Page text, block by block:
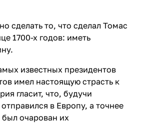
сделать то, что сделал Томас
1700-х годов: иметь
известных президентов
имел настоящую страсть к
гласит, что, будучи
в Европу, а точнее
очарован их